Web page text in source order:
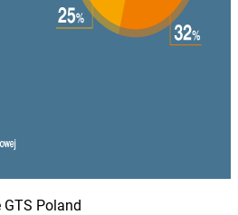
GTS Poland